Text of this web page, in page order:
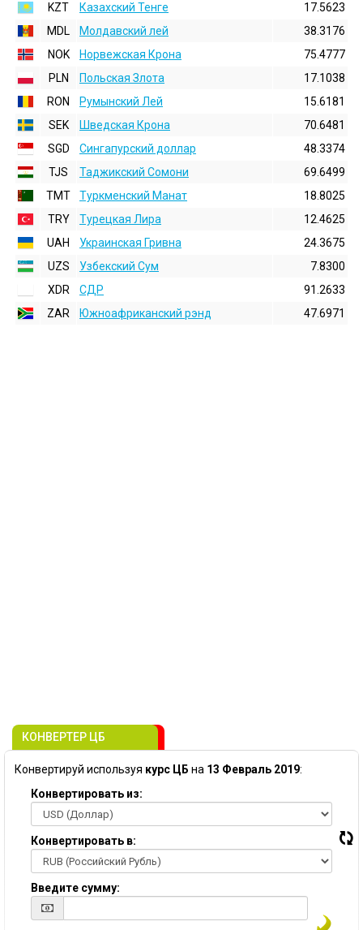
KZT
Казахский Тенге
17.5623
MDL
Молдавский лей
38.3176
NOK
Норвежская Крона
75.4777
PLN
Польская Злота
17.1038
RON
Румынский Лей
15.6181
SEK
Шведская Крона
70.6481
SGD
Сингапурский доллар
48.3374
TJS
Таджикский Сомони
69.6499
TMT
Туркменский Манат
18.8025
TRY
Турецкая Лира
12.4625
UAH
Украинская Гривна
24.3675
UZS
Узбекский Сум
7.8300
XDR
СДР
91.2633
ZAR
Южноафриканский рэнд 47.6971
КОНВЕРТЕР ЦБ
Конвертируй используя курс ЦБ на 13 Февраль 2019:
Конвертировать из:
Конвертировать в:
Введите сумму: